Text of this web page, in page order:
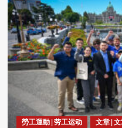
勞工運動 | 劳工运动 文章 |